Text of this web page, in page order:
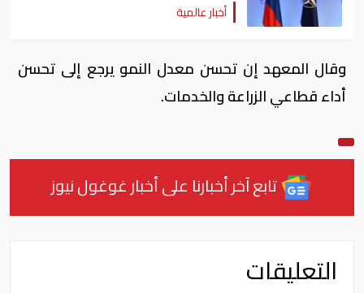
أخبار عالمية
وقال المعهد إن تحسن معدل النمو يرجع إلى تحسن
أداء قطاعي الزراعة والخدمات.
تابع آخر أخبارنا على أخبار غوغول نيوز
التعليقات